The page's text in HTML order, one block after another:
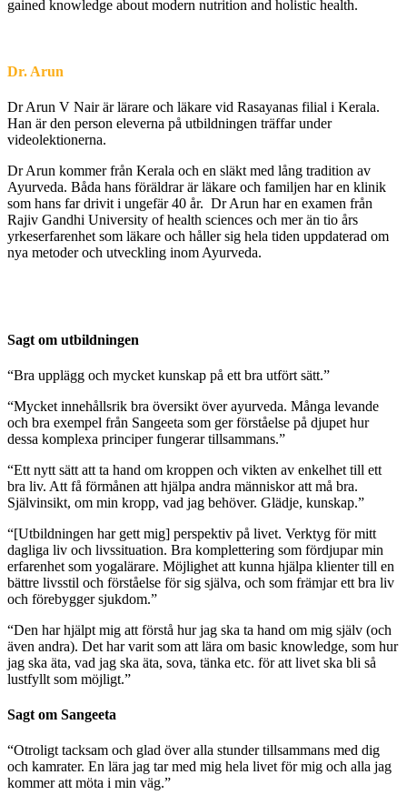
gained knowledge about modern nutrition and holistic health.
Dr. Arun
Dr Arun V Nair är lärare och läkare vid Rasayanas filial i Kerala.
Han är den person eleverna på utbildningen träffar under
videolektionerna.
Dr Arun kommer från Kerala och en släkt med lång tradition av
Ayurveda. Båda hans föräldrar är läkare och familjen har en klinik
som hans far drivit i ungefär 40 år. Dr Arun har en examen från
Rajiv Gandhi University of health sciences och mer än tio års
yrkeserfarenhet som läkare och håller sig hela tiden uppdaterad om
nya metoder och utveckling inom Ayurveda.
Sagt om utbildningen
“Bra upplägg och mycket kunskap på ett bra utfört sätt.”
“Mycket innehållsrik bra översikt över ayurveda. Många levande
och bra exempel från Sangeeta som ger förståelse på djupet hur
dessa komplexa principer fungerar tillsammans.”
“Ett nytt sätt att ta hand om kroppen och vikten av enkelhet till ett
bra liv. Att få förmånen att hjälpa andra människor att må bra.
Självinsikt, om min kropp, vad jag behöver. Glädje, kunskap.”
“[Utbildningen har gett mig] perspektiv på livet. Verktyg för mitt
dagliga liv och livssituation. Bra komplettering som fördjupar min
erfarenhet som yogalärare. Möjlighet att kunna hjälpa klienter till en
bättre livsstil och förståelse för sig själva, och som främjar ett bra liv
och förebygger sjukdom.”
“Den har hjälpt mig att förstå hur jag ska ta hand om mig själv (och
även andra). Det har varit som att lära om basic knowledge, som hur
jag ska äta, vad jag ska äta, sova, tänka etc. för att livet ska bli så
lustfyllt som möjligt.”
Sagt om Sangeeta
“Otroligt tacksam och glad över alla stunder tillsammans med dig
och kamrater. En lära jag tar med mig hela livet för mig och alla jag
kommer att möta i min väg.”